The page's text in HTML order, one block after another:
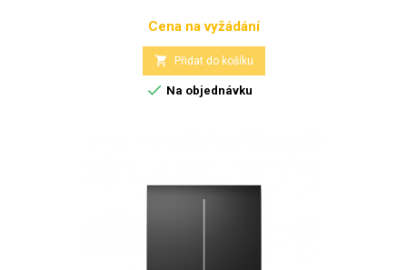
Cena
Cena na vyžádání
 Přidat do košíku
 Na objednávku